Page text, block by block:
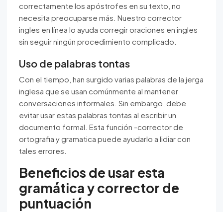
correctamente los apóstrofes en su texto, no
necesita preocuparse más. Nuestro corrector
ingles en línea lo ayuda corregir oraciones en ingles
sin seguir ningún procedimiento complicado.
Uso de palabras tontas
Con el tiempo, han surgido varias palabras de la jerga
inglesa que se usan comúnmente al mantener
conversaciones informales. Sin embargo, debe
evitar usar estas palabras tontas al escribir un
documento formal. Esta función -corrector de
ortografia y gramatica puede ayudarlo a lidiar con
tales errores.
Beneficios de usar esta
gramática y corrector de
puntuación